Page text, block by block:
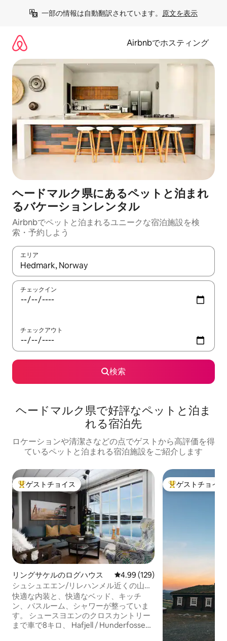
一部の情報は自動翻訳されています。 原文を表示
Airbnbでホスティング
ヘードマルク県にあるペットと泊まれ
るバケーションレンタル
Airbnbでペットと泊まれるユニークな宿泊施設を検
索・予約しよう
エリア
検索結果が表示されたら、上下の矢印キーを使って移動するか
チェックイン
チェックアウト
検索
ヘードマルク県で好評なペットと泊ま
れる宿泊先
ロケーションや清潔さなどの点でゲストから高評価を得
ているペットと泊まれる宿泊施設をご紹介します
大好評のゲストチョイスです。
ゲストチョイス
リングサケルのログハウス レビュー129件、5つ星中4.99つ
4.99 (129)
シュシュエエン/リレハンメル近くの山と
水辺のコテージ
快適な内装と、快適なベッド、キッチ
ン、バスルーム、シャワーが整っていま
す。 シュースヨエンのクロスカントリー
まで車で8キロ、 Hafjell / Hunderfossen
大好評のゲスト
ゲストチョイス